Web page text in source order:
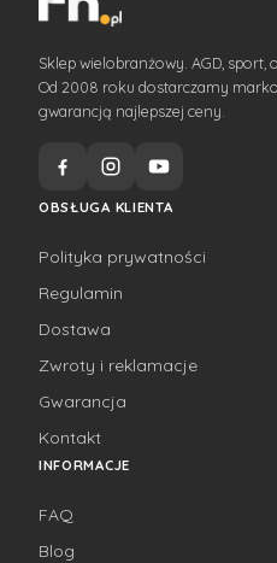
Sklep wielobranżowy. AGD, sport,
Od 2008 roku dostarczamy
gwarancją najlepszej ceny.
OBSŁUGA KLIENTA
Polityka prywatności
Regulamin
Dostawa
Zwroty i reklamacje
Gwarancja
Kontakt
INFORMACJE
FAQ
Blog